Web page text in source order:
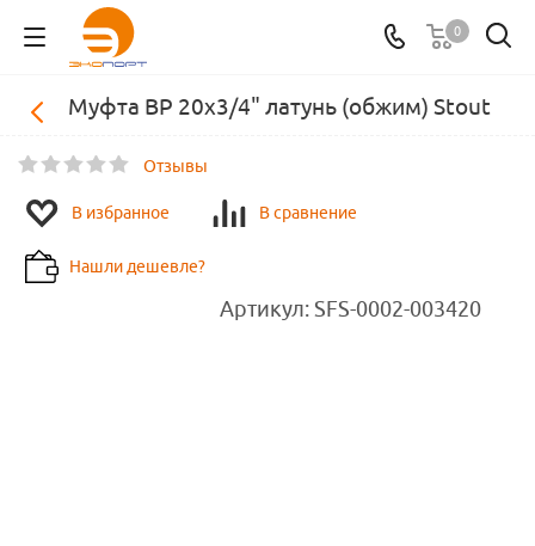
0
Муфта ВР 20х3/4" латунь (обжим) Stout
Отзывы
В избранное В сравнение
Нашли дешевле?
Артикул: SFS-0002-003420